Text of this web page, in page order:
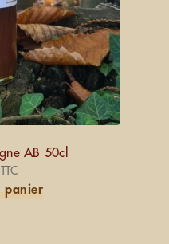
AB 50cl
TTC
panier